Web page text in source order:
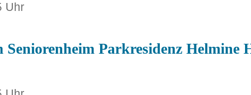
Uhr
Parkresidenz Helmine